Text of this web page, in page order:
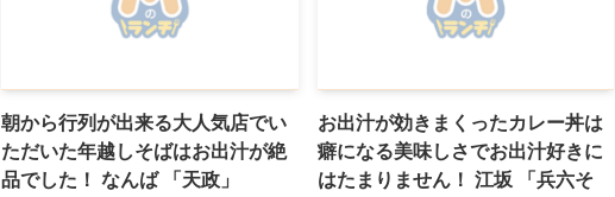
朝から行列が出来る大人気店でい
ただいた年越しそばはお出汁が絶
品でした！ なんば 「天政」
お出汁が効きまくったカレー丼は
癖になる美味しさでお出汁好きに
はたまりません！ 江坂 「兵六そ